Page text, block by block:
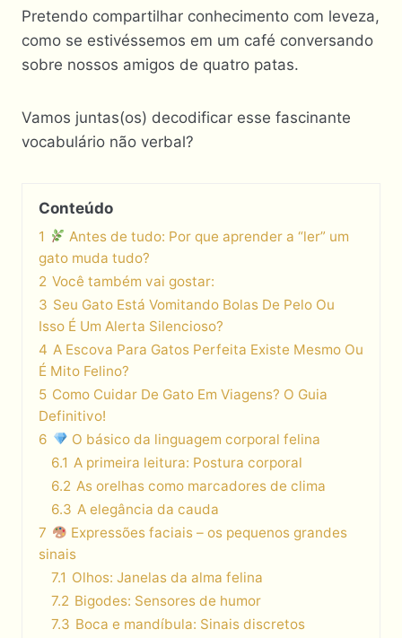
Pretendo compartilhar conhecimento com leveza,
como se estivéssemos em um café conversando
sobre nossos amigos de quatro patas.
Vamos juntas(os) decodificar esse fascinante
vocabulário não verbal?
Conteúdo
1
Antes de tudo: Por que aprender a “ler” um
gato muda tudo?
2 Você também vai gostar:
3 Seu Gato Está Vomitando Bolas De Pelo Ou
Isso É Um Alerta Silencioso?
4 A Escova Para Gatos Perfeita Existe Mesmo Ou
É Mito Felino?
5 Como Cuidar De Gato Em Viagens? O Guia
Definitivo!
6
O básico da linguagem corporal felina
6.1 A primeira leitura: Postura corporal
6.2 As orelhas como marcadores de clima
6.3 A elegância da cauda
7
Expressões faciais – os pequenos grandes
sinais
7.1 Olhos: Janelas da alma felina
7.2 Bigodes: Sensores de humor
7.3 Boca e mandíbula: Sinais discretos